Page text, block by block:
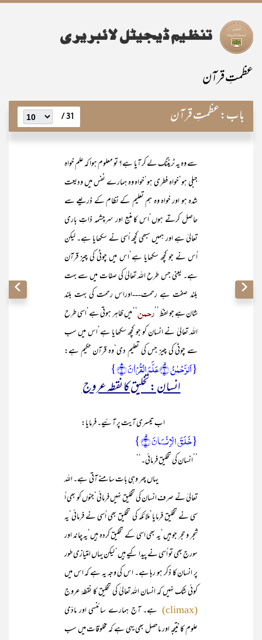
عظمتِ قرآن
باب:عظمتِ قرآن 31 /
سے وہ یہ ٹریننگ لے کر آیا ہے؟ تو معلوم ہوا کہ علم خواہ
جبلی ہو‘خواہ فطری ہو‘خواہ وہ ہمارے نفس میں ودیعت
شدہ ہو اور خواہ وہ ہم تعلیم کے نظام کے ذریعے سے
حاصل کرتے ہوں‘اس کا منبع اور سرچشمہ ذاتِ باری
تعالیٰ ہے اور ہمیں سبھی کچھ اُسی نے سکھایا ہے۔ لیکن
اُس نے جو کچھ سکھایا ہے‘اس میں چوٹی کی چیز قرآن
ہے۔ یعنی جس طرح اللہ تعالیٰ کی صفات میں سے بہت
بلند صفت ہے رحمت---اوراس رحمت کی بہت بلند
شان ہے جو لفظ ’’ رحمن‘‘ میں ظاہر ہوتی ہے‘اسی طرح
اللہ تعالیٰ نے انسان کو جو کچھ سکھایا ہے‘اس میں سب
سے چوٹی کی چیز جس کی تعلیم دی‘وہ قرآن حکیم ہے:
{اَلرَّحۡمٰنُ ۙ﴿۱﴾عَلَّمَ الۡقُرۡاٰنَ ؕ﴿۲﴾}
انسان : تخلیق کا نقطہ عروج
اب تیسری آیت پر آئیے۔ فرمایا:
{خَلَقَ الۡاِنۡسَانَ ۙ﴿۳﴾}
’’انسان کی تخلیق فرمائی۔‘‘
یہاں پھر وہی بات سامنے آتی ہے۔ اللہ
تعالیٰ نے صرف انسان کی تخلیق نہیں فرمائی‘جنوں کو بھی اُ
سی نے تخلیق فرمایا‘ملائکہ کی تخلیق بھی اُسی نے فرمائی‘یہ
شجر و حجر جو ہیں‘یہ بھی اسی کے تخلیق کردہ ہیں‘یہ چاند اور
سورج بھی تو اُسی نے پیدا کیے ہیں‘ لیکن یہاں امتیازی طور
پر انسان کا ذکر ہو رہا ہے۔ اس کی وجہ یہ ہے کہ اس میں
کوئی شک نہیں کہ انسان اللہ تعالیٰ کی تخلیق کا نقطۂ عروج
(climax)
ہے۔ آج ہمارے سائنسی اور مادّی
علوم کا نتیجہ اور ماحصل بھی یہی ہے کہ مخلوقات میں سب